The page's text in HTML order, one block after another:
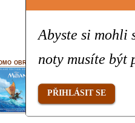
obrázek
Abyste si mohli
noty musíte být
PŘIHLÁSIT SE